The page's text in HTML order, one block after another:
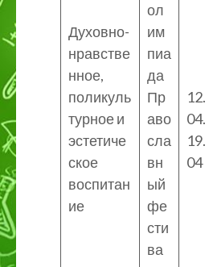
Духовно-
нравстве
нное,
поликуль
турное и
эстетиче
ское
воспитан
ие
ол
им
пиа
да
Пр
аво
сла
вн
ый
фе
сти
ва
12.
04.
19.
04